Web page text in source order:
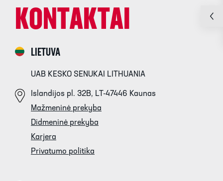
KONTAKTAI
LIETUVA
UAB KESKO SENUKAI LITHUANIA
Islandijos pl. 32B, LT-47446 Kaunas
Mažmeninė prekyba
Didmeninė prekyba
Karjera
Privatumo politika